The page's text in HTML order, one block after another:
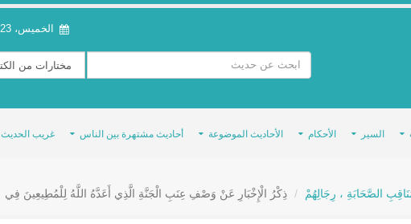
الخميس، 23 صفر 1448 هـ
السير الأحكام الأحاديث الموضوعة أحاديث مشتهرة بين الناس غريب الحديث
الصَّحَابَةِ ، رِجَالِهُمْ ذِكْرُ الْإِخْبَارِ عَنْ وَصْفِ عِنَبِ الْجَنَّةِ الَّذِي أَعَدَّهُ اللَّهُ لِلْمُطِيعِينَ فِي